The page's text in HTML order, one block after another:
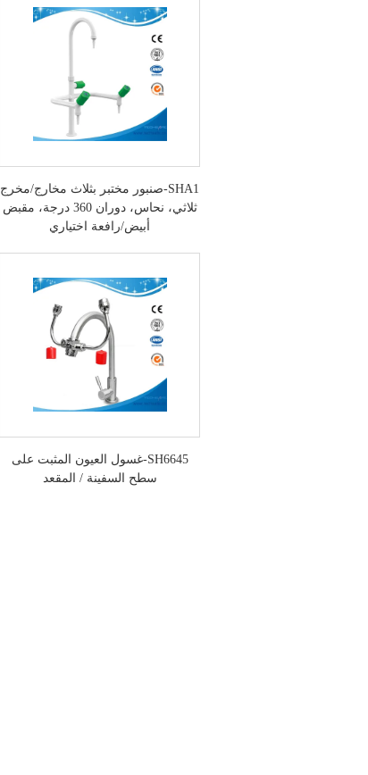
SHA1-صنبور مختبر بثلاث مخارج/مخرج
ثلاثي، نحاس، دوران 360 درجة، مقبض
أبيض/رافعة اختياري
SH6645-غسول العيون المثبت على
سطح السفينة / المقعد